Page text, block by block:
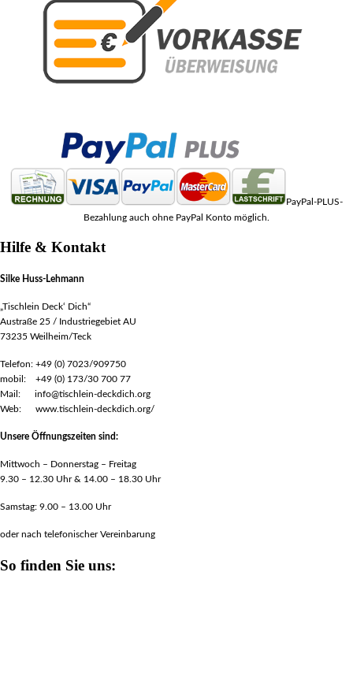
PayPal-PLUS-
Bezahlung auch ohne PayPal Konto möglich.
Hilfe & Kontakt
Silke Huss-Lehmann
„Tischlein Deck‘ Dich“
Austraße 25 / Industriegebiet AU
73235 Weilheim/Teck
Telefon: +49 (0) 7023/909750
mobil: +49 (0) 173/30 700 77
Mail: info@tischlein-deckdich.org
Web: www.tischlein-deckdich.org/
Unsere Öffnungszeiten sind:
Mittwoch – Donnerstag – Freitag
9.30 – 12.30 Uhr & 14.00 – 18.30 Uhr
Samstag: 9.00 – 13.00 Uhr
oder nach telefonischer Vereinbarung
So finden Sie uns: